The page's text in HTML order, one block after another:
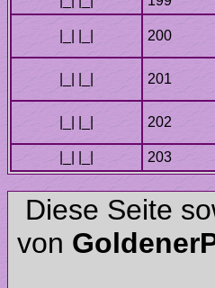
Diese Seite
von